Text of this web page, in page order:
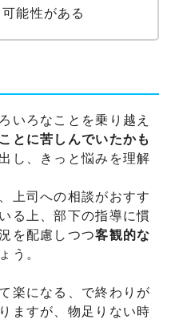
能性がある
いろなことを乗り越え
とに苦しんでいたかも
し、きっと悩みを理解
上司への相談がおすす
る上、部下の指導に慣
を配慮しつつ客観的な
う。
楽になる、で終わりが
ますが、物足りない時